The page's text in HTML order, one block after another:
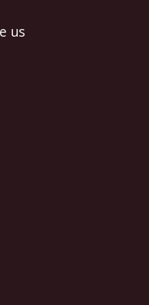
us